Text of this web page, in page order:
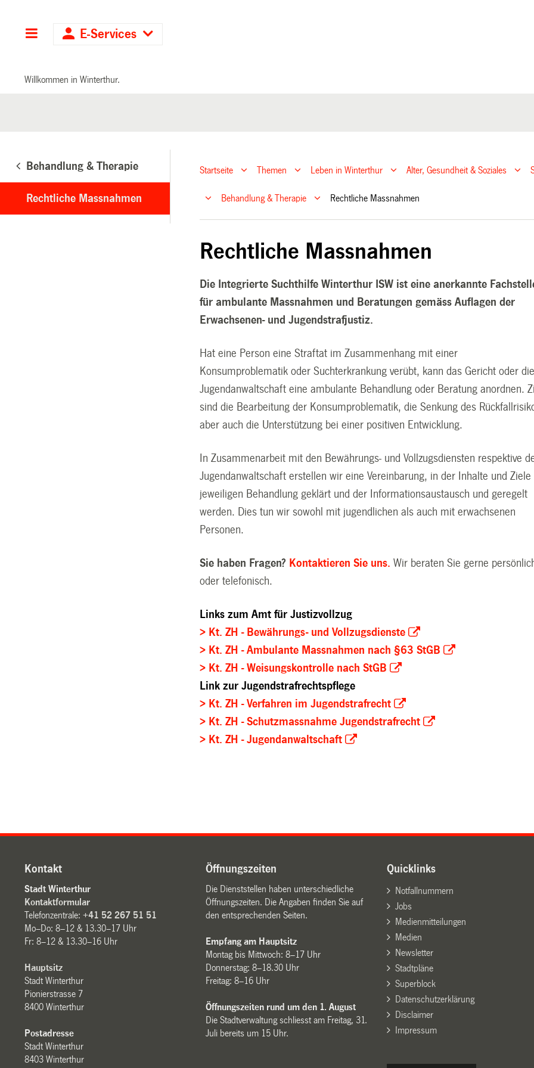
Hauptnavigation
E-Services
Willkommen in Winterthur.
Behandlung & Therapie
Rechtliche Massnahmen
Startseite Themen Leben in Winterthur Alter, Gesundheit & Soziales
Behandlung & Therapie Rechtliche Massnahmen
Rechtliche Massnahmen
Die Integrierte Suchthilfe Winterthur ISW ist eine anerkannte
für ambulante Massnahmen und Beratungen gemäss Auflagen der
Erwachsenen- und Jugendstrafjustiz.
Hat eine Person eine Straftat im Zusammenhang mit einer
Konsumproblematik oder Suchterkrankung verübt, kann das Gericht oder
Jugendanwaltschaft eine ambulante Behandlung oder Beratung anordnen.
sind die Bearbeitung der Konsumproblematik, die Senkung des
aber auch die Unterstützung bei einer positiven Entwicklung.
In Zusammenarbeit mit den Bewährungs- und Vollzugsdiensten respektive
Jugendanwaltschaft erstellen wir eine Vereinbarung, in der Inhalte und Ziele
jeweiligen Behandlung geklärt und der Informationsaustausch und geregelt
werden. Dies tun wir sowohl mit jugendlichen als auch mit erwachsenen
Personen.
Sie haben Fragen? Kontaktieren Sie uns. Wir beraten Sie gerne
oder telefonisch.
Links zum Amt für Justizvollzug
> Kt. ZH - Bewährungs- und Vollzugsdienste
> Kt. ZH - Ambulante Massnahmen nach §63 StGB
> Kt. ZH - Weisungskontrolle nach StGB
Link zur Jugendstrafrechtspflege
> Kt. ZH - Verfahren im Jugendstrafrecht
> Kt. ZH - Schutzmassnahme Jugendstrafrecht
> Kt. ZH - Jugendanwaltschaft
Kontakt
Stadt Winterthur
Kontaktformular
Telefonzentrale:+41 52 267 51 51
Mo–Do: 8–12 & 13.30–17 Uhr
Fr: 8–12 & 13.30–16 Uhr
Hauptsitz
Stadt Winterthur
Pionierstrasse 7
8400 Winterthur
Postadresse
Stadt Winterthur
8403 Winterthur
Öffnungszeiten
Die Dienststellen haben unterschiedliche
Öffnungszeiten. Die Angaben finden Sie auf
den entsprechenden Seiten.
Empfang am Hauptsitz
Montag bis Mittwoch: 8–17 Uhr
Donnerstag: 8–18.30 Uhr
Freitag: 8–16 Uhr
Öffnungszeiten rund um den 1. August
Die Stadtverwaltung schliesst am Freitag, 31.
Juli bereits um 15 Uhr.
Quicklinks
Notfallnummern
Jobs
Medienmitteilungen
Medien
Newsletter
Stadtpläne
Superblock
Datenschutzerklärung
Disclaimer
Impressum